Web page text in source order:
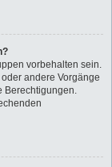
vorbehalten sein.
andere Vorgänge
Berechtigungen.